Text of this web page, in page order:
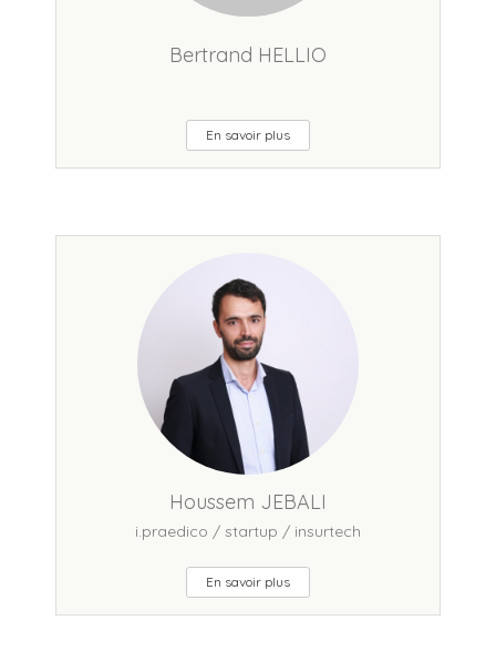
Bertrand HELLIO
En savoir plus
Houssem JEBALI
i.praedico / startup / insurtech
En savoir plus